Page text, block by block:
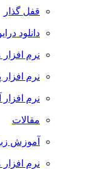
قفل گذار
دانلود
نرم
نرم افزار
نرم
مقالات
آموزش
نرم